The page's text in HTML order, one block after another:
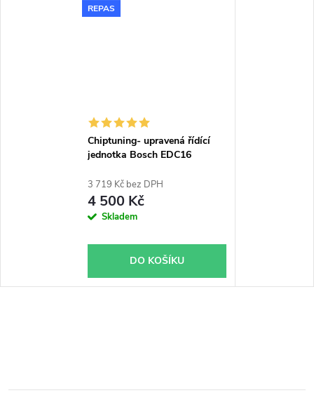
REPAS
Chiptuning- upravená řídící
jednotka Bosch EDC16
3 719 Kč bez DPH
4 500 Kč
Skladem
DO KOŠÍKU